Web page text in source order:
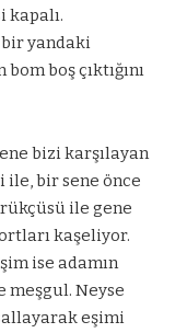
kapalı.
yandaki
boş çıktığını
bizi karşılayan
ile, bir sene önce
ile gene
kaşeliyor.
ise adamın
Neyse
eşimi